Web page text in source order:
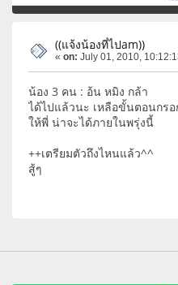
((แจ้งน้องที่ไปam))
« on: July 01, 2010,
น้อง 3 คน : อ้น หมิง กล้า
ได้ไปแล้วนะ เหลือขั้นตอนกร
ให้พี่ น่าจะได้ภายในพรุ่งนี้
++เตรียมตัวถึงไหนแล้ว^^
สู้ๆ